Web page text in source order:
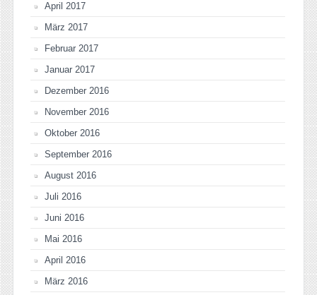
April 2017
März 2017
Februar 2017
Januar 2017
Dezember 2016
November 2016
Oktober 2016
September 2016
August 2016
Juli 2016
Juni 2016
Mai 2016
April 2016
März 2016